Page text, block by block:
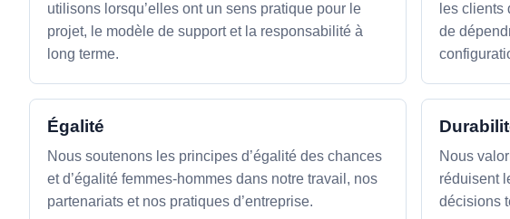
utilisons lorsqu’elles ont un sens pratique pour le
projet, le modèle de support et la responsabilité à
long terme.
les clients
de
Égalité
Nous soutenons les principes d’égalité des chances
et d’égalité femmes-hommes dans notre travail, nos
partenariats et nos pratiques d’entreprise.
Nous
réduisent
décisions